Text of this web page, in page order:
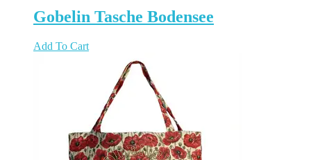
Gobelin Tasche Bodensee
Add To Cart